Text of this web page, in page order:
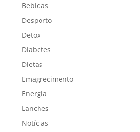
Bebidas
Desporto
Detox
Diabetes
Dietas
Emagrecimento
Energia
Lanches
Notícias